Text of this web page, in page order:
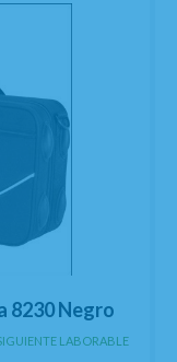
8230 Negro
LABORABLE